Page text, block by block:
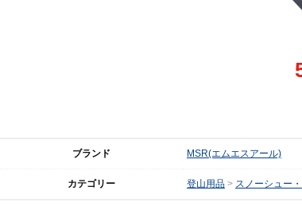
ブランド MSR(エムエスアール)
カテゴリー 登山用品 スノーシュー